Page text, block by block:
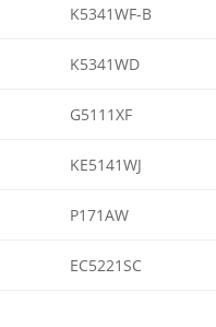
K5341WF-B
K5341WD
G5111XF
KE5141WJ
P171AW
EC5221SC